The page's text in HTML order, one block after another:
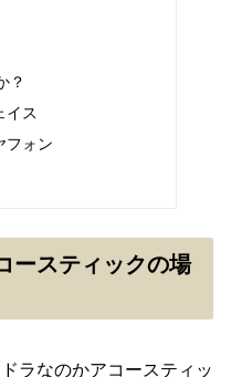
？
イス
フォン
ースティックの場
ラなのかアコースティッ